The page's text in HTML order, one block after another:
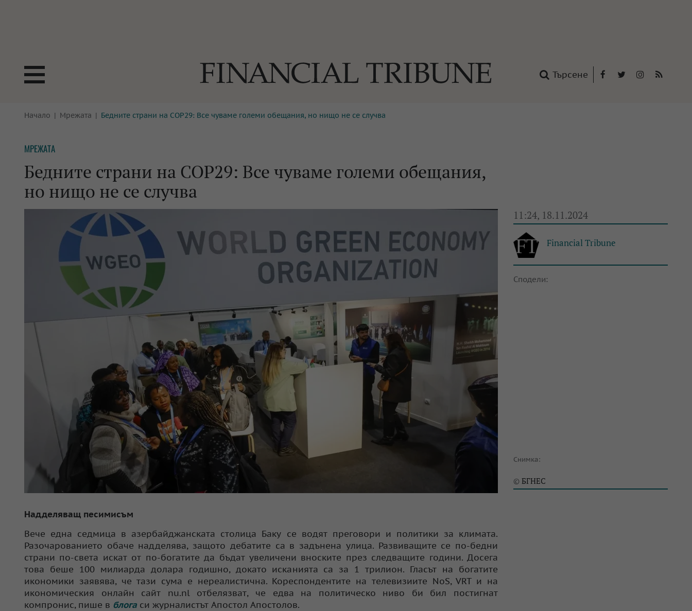
Търсене
БОРСИ
КРИПТО
БАНКИ
ПАРИТЕ
ЗАСТРАХОВАНЕ
ЕНЕРГЕТИКА
ТЕХНОЛОГИИ
МРЕЖАТА
ИМОТИ
АВТОМОБИЛИ
За нас
Начало Мрежата Бедните страни на COP29: Все чуваме големи обещания, но нищо не се случва
МРЕЖАТА
Бедните страни на COP29: Все чуваме големи обещания,
но нищо не се случва
11:24, 18.11.2024
Financial Tribune
Сподели:
Снимка:
© БГНЕС
Надделяващ песимисъм
Вече една седмица в азербайджанската столица Баку се водят преговори и политики за климата.
Разочарованието обаче надделява, защото дебатите са в задънена улица. Развиващите се по-бедни
страни по-света искат от по-богатите да бъдат увеличени вноските през следващите години. Досега
това беше 100 милиарда долара годишно, докато исканията са за 1 трилион. Гласът на богатите
икономики заявява, че тази сума е нереалистична. Кореспондентите на телевизиите NoS, VRT и на
икономическия онлайн сайт nu.nl отбелязват, че едва на политическо ниво би бил постигнат
компронис, пише в блога си журналистът Апостол Апостолов.